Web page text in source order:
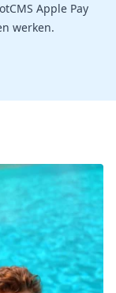
Apple Pay
werken.